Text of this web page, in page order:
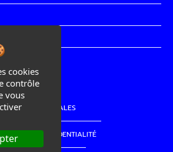
cookies
contrôle
vous
MENTIONS LÉGALES
DE CONFIDENTIALITÉ